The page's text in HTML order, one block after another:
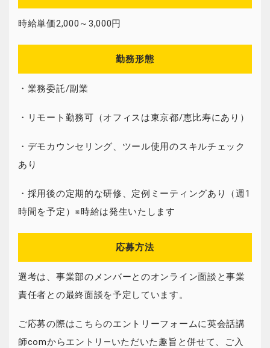
時給単価2,000～3,000円
勤務形態
・業務委託/副業
・リモート勤務可（オフィスは東京都/恵比寿にあり）
・デモカウンセリング、ツール使用のスキルチェック
あり
・採用後の定期的な研修、定例ミーティングあり（週1
時間を予定）※時給は発生いたします
応募方法
選考は、事業部のメンバーとのオンライン面談と事業
責任者との最終面談を予定しています。
ご応募の際はこちらのエントリーフォームに英会話講
師comからエントリ―いただいた趣旨と併せて、ご入